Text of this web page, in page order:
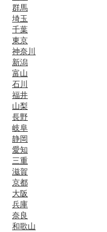
群馬
埼玉
千葉
東京
神奈川
新潟
富山
石川
福井
山梨
長野
岐阜
静岡
愛知
三重
滋賀
京都
大阪
兵庫
奈良
和歌山